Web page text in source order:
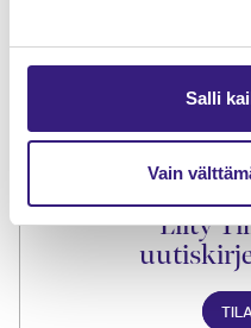
Salli
Vain
Liity